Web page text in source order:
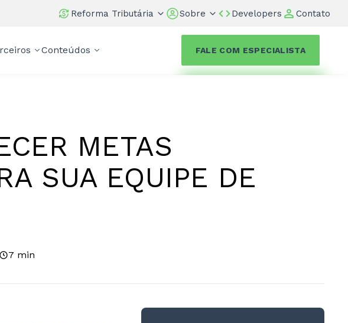
Reforma Tributária Sobre Developers Contato
Conteúdos FALE COM ESPECIALISTA
METAS
SUA EQUIPE DE
7 min